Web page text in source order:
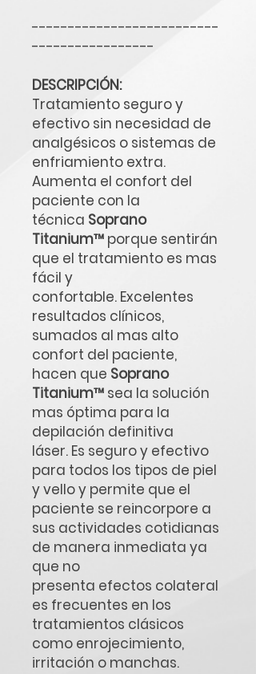
--------------------------
-----------------
DESCRIPCIÓN:
Tratamiento seguro y
efectivo sin necesidad de
analgésicos o sistemas de
enfriamiento extra.
Aumenta el confort del
paciente con la
técnica Soprano
Titanium™ porque sentirán
que el tratamiento es mas
fácil y
confortable. Excelentes
resultados clínicos,
sumados al mas alto
confort del paciente,
hacen que Soprano
Titanium™ sea la solución
mas óptima para la
depilación definitiva
láser. Es seguro y efectivo
para todos los tipos de piel
y vello y permite que el
paciente se reincorpore a
sus actividades cotidianas
de manera inmediata ya
que no
presenta efectos colateral
es frecuentes en los
tratamientos clásicos
como enrojecimiento,
irritación o manchas.